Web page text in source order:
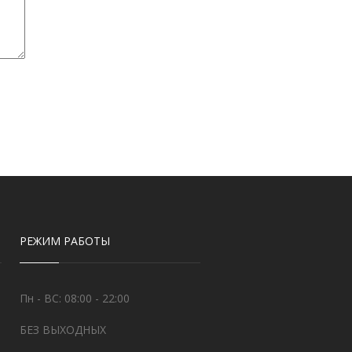
РЕЖИМ РАБОТЫ
Пн - ВС: 08:00 - 22:00
БЕЗ ВЫХОДНЫХ